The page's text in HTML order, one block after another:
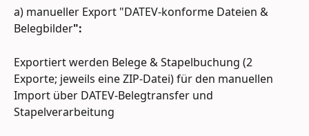
a) manueller Export "DATEV-konforme Dateien &
Belegbilder":
Exportiert werden Belege & Stapelbuchung (2
Exporte; jeweils eine ZIP-Datei) für den manuellen
Import über DATEV-Belegtransfer und
Stapelverarbeitung